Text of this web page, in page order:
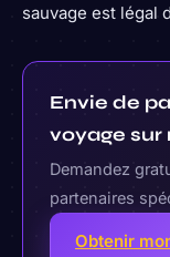
sauvage est légal
Envie de
voyage sur
Demandez
partenaires
Obtenir